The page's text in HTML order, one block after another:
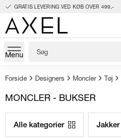
GRATIS LEVERING VED KØB OVER 499,-
Menu
Forside Designers Moncler Tøj
MONCLER - BUKSER
Alle kategorier Jakker